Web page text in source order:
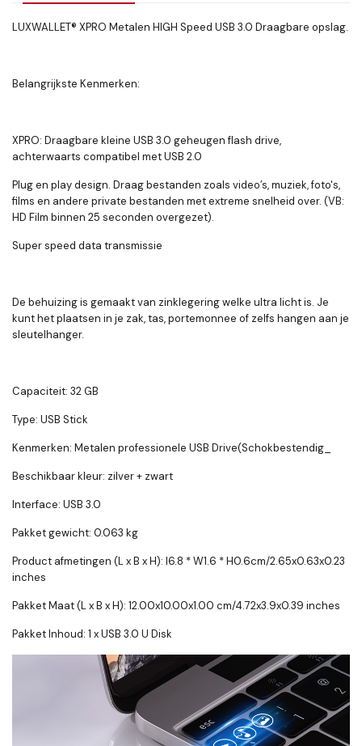
LUXWALLET® XPRO Metalen HIGH Speed USB 3.0 Draagbare opslag.
Belangrijkste Kenmerken:
XPRO: Draagbare kleine USB 3.0 geheugen flash drive,
achterwaarts compatibel met USB 2.0
Plug en play design. Draag bestanden zoals video’s, muziek, foto's,
films en andere private bestanden met extreme snelheid over. (VB:
HD Film binnen 25 seconden overgezet).
Super speed data transmissie
De behuizing is gemaakt van zinklegering welke ultra licht is. Je
kunt het plaatsen in je zak, tas, portemonnee of zelfs hangen aan je
sleutelhanger.
Capaciteit: 32 GB
Type: USB Stick
Kenmerken: Metalen professionele USB Drive(Schokbestendig_
Beschikbaar kleur: zilver + zwart
Interface: USB 3.0
Pakket gewicht: 0.063 kg
Product afmetingen (L x B x H): l6.8 * W1.6 * H0.6cm/2.65x0.63x0.23
inches
Pakket Maat (L x B x H): 12.00x10.00x1.00 cm/4.72x3.9x0.39 inches
Pakket Inhoud: 1 x USB 3.0 U Disk